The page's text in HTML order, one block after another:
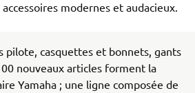
modernes et audacieux.
pilote, casquettes et bonnets, gants
nouveaux articles forment la
Yamaha ; une ligne composée de